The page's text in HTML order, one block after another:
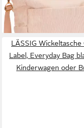
lieferbar - in 1-2
LÄSSIG Wickeltasche
Label, Everyday Bag
Kinderwagen oder